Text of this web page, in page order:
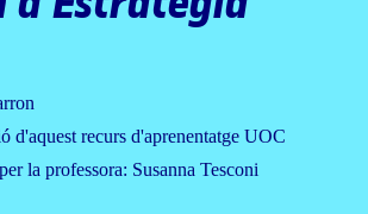
d'aquest recurs d'aprenentatge UOC
la professora: Susanna Tesconi